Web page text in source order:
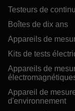
Testeurs de
Boîtes de dix ans
Appareils de
Kits de tests
Appareils de
Appareil de
d'environnement